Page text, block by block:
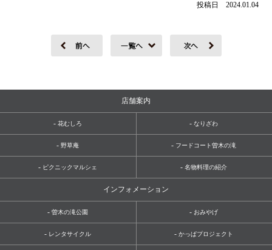
投稿日 2024.01.04
店舗案内
-花むしろ -なりざわ
-野草庵 - フードコート曽木の滝
- ピクニックマルシェ -名物料理の紹介
インフォメーション
-曽木の滝公園 - おみやげ
- レンタサイクル -かっぱプロジェクト